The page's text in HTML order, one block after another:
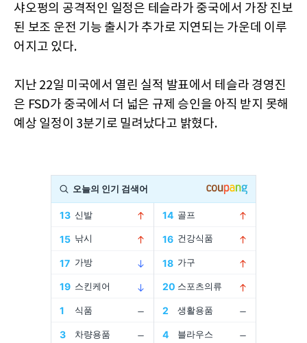
샤오펑의 공격적인 일정은 테슬라가 중국에서 가장 진보
된 보조 운전 기능 출시가 추가로 지연되는 가운데 이루
어지고 있다.
지난 22일 미국에서 열린 실적 발표에서 테슬라 경영진
은 FSD가 중국에서 더 넓은 규제 승인을 아직 받지 못해
예상 일정이 3분기로 밀려났다고 밝혔다.